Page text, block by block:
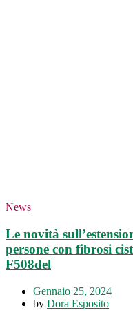
News
Le novità
persone con fibrosi
F508del
Gennaio 25, 2024
by Dora Esposito